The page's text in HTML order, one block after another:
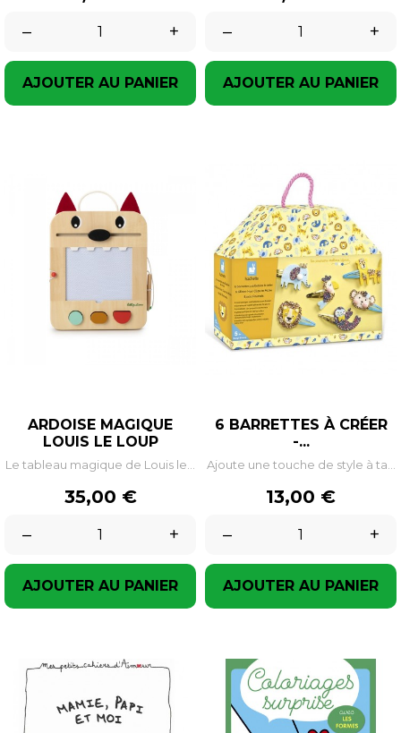
–
+
AJOUTER AU PANIER
–
+
AJOUTER AU PANIER
ARDOISE MAGIQUE
LOUIS LE LOUP
Le tableau magique de Louis le...
Prix
35,00 €
–
+
AJOUTER AU PANIER
6 BARRETTES À CRÉER
-...
Ajoute une touche de style à ta...
Prix
13,00 €
–
+
AJOUTER AU PANIER